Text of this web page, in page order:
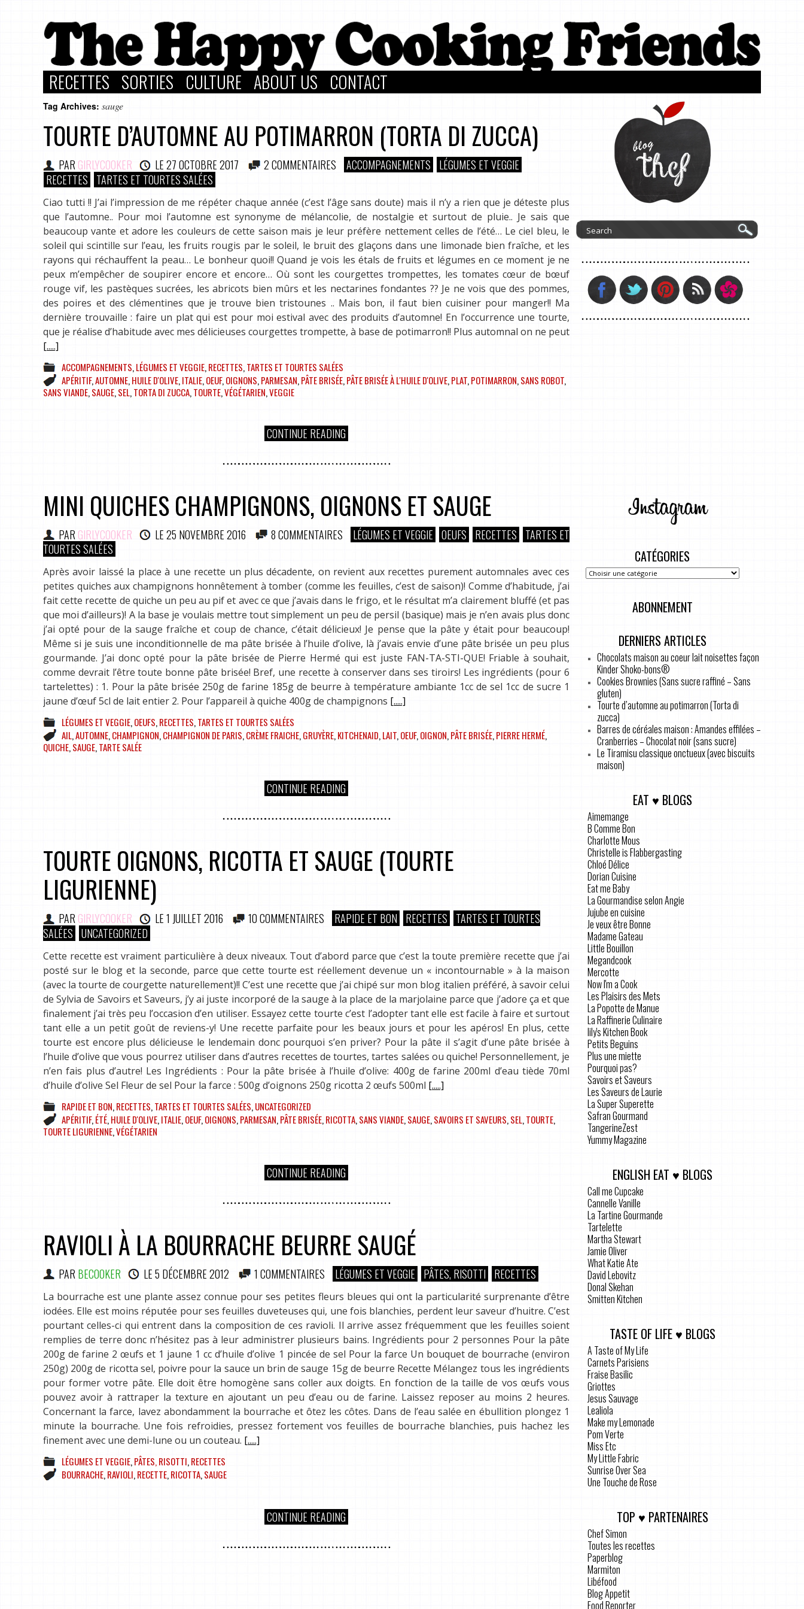
RECETTES SORTIES CULTURE ABOUT US CONTACT
Tag Archives: sauge
TOURTE D’AUTOMNE AU POTIMARRON (TORTA DI ZUCCA)
PAR GIRLYCOOKER LE27 OCTOBRE 2017 2 COMMENTAIRES ACCOMPAGNEMENTS
LÉGUMES ET VEGGIE
RECETTES
TARTES ET TOURTES SALÉES
Ciao tutti !! J’ai l’impression de me répéter chaque année (c’est l’âge sans doute) mais il n’y a rien que je déteste plus
que l’automne.. Pour moi l’automne est synonyme de mélancolie, de nostalgie et surtout de pluie.. Je sais que
beaucoup vante et adore les couleurs de cette saison mais je leur préfère nettement celles de l’été… Le ciel bleu, le
soleil qui scintille sur l’eau, les fruits rougis par le soleil, le bruit des glaçons dans une limonade bien fraîche, et les
rayons qui réchauffent la peau… Le bonheur quoi!! Quand je vois les étals de fruits et légumes en ce moment je ne
peux m’empêcher de soupirer encore et encore… Où sont les courgettes trompettes, les tomates cœur de bœuf
rouge vif, les pastèques sucrées, les abricots bien mûrs et les nectarines fondantes ?? Je ne vois que des pommes,
des poires et des clémentines que je trouve bien tristounes .. Mais bon, il faut bien cuisiner pour manger!! Ma
dernière trouvaille : faire un plat qui est pour moi estival avec des produits d’automne! En l’occurrence une tourte,
que je réalise d’habitude avec mes délicieuses courgettes trompette, à base de potimarron!! Plus automnal on ne peut
[.....]
ACCOMPAGNEMENTS,LÉGUMES ET VEGGIE,RECETTES,TARTES ET TOURTES SALÉES
APÉRITIF,AUTOMNE,HUILE D'OLIVE,ITALIE,OEUF,OIGNONS,PARMESAN,PÂTE BRISÉE,PÂTE BRISÉE À L'HUILE D'OLIVE,PLAT,POTIMARRON,SANS ROBOT,
SANS VIANDE,SAUGE,SEL,TORTA DI ZUCCA,TOURTE,VÉGÉTARIEN,VEGGIE
CONTINUE READING
MINI QUICHES CHAMPIGNONS, OIGNONS ET SAUGE
PAR GIRLYCOOKER LE25 NOVEMBRE 2016 8 COMMENTAIRES LÉGUMES ET VEGGIE OEUFS RECETTES
TARTES ET
TOURTES SALÉES
Après avoir laissé la place à une recette un plus décadente, on revient aux recettes purement automnales avec ces
petites quiches aux champignons honnêtement à tomber (comme les feuilles, c’est de saison)! Comme d’habitude, j’ai
fait cette recette de quiche un peu au pif et avec ce que j’avais dans le frigo, et le résultat m’a clairement bluffé (et pas
que moi d’ailleurs)! A la base je voulais mettre tout simplement un peu de persil (basique) mais je n’en avais plus donc
j’ai opté pour de la sauge fraîche et coup de chance, c’était délicieux! Je pense que la pâte y était pour beaucoup!
Même si je suis une inconditionnelle de ma pâte brisée à l’huile d’olive, là j’avais envie d’une pâte brisée un peu plus
gourmande. J’ai donc opté pour la pâte brisée de Pierre Hermé qui est juste FAN-TA-STI-QUE! Friable à souhait,
comme devrait l’être toute bonne pâte brisée! Bref, une recette à conserver dans ses tiroirs! Les ingrédients (pour 6
tartelettes) : 1. Pour la pâte brisée 250g de farine 185g de beurre à température ambiante 1cc de sel 1cc de sucre 1
jaune d’œuf 5cl de lait entier 2. Pour l’appareil à quiche 400g de champignons [.....]
LÉGUMES ET VEGGIE,OEUFS,RECETTES,TARTES ET TOURTES SALÉES
AIL,AUTOMNE,CHAMPIGNON,CHAMPIGNON DE PARIS,CRÈME FRAICHE,GRUYÈRE,KITCHENAID,LAIT,OEUF,OIGNON,PÂTE BRISÉE,PIERRE HERMÉ,
QUICHE,SAUGE,TARTE SALÉE
CONTINUE READING
TOURTE OIGNONS, RICOTTA ET SAUGE (TOURTE
LIGURIENNE)
PAR GIRLYCOOKER LE1 JUILLET 2016 10 COMMENTAIRES RAPIDE ET BON RECETTES
TARTES ET TOURTES
SALÉES UNCATEGORIZED
Cette recette est vraiment particulière à deux niveaux. Tout d’abord parce que c’est la toute première recette que j’ai
posté sur le blog et la seconde, parce que cette tourte est réellement devenue un « incontournable » à la maison
(avec la tourte de courgette naturellement)!! C’est une recette que j’ai chipé sur mon blog italien préféré, à savoir celui
de Sylvia de Savoirs et Saveurs, j’y ai juste incorporé de la sauge à la place de la marjolaine parce que j’adore ça et que
finalement j’ai très peu l’occasion d’en utiliser. Essayez cette tourte c’est l’adopter tant elle est facile à faire et surtout
tant elle a un petit goût de reviens-y! Une recette parfaite pour les beaux jours et pour les apéros! En plus, cette
tourte est encore plus délicieuse le lendemain donc pourquoi s’en priver? Pour la pâte il s’agit d’une pâte brisée à
l’huile d’olive que vous pourrez utiliser dans d’autres recettes de tourtes, tartes salées ou quiche! Personnellement, je
n’en fais plus d’autre! Les Ingrédients : Pour la pâte brisée à l’huile d’olive: 400g de farine 200ml d’eau tiède 70ml
d’huile d’olive Sel Fleur de sel Pour la farce : 500g d’oignons 250g ricotta 2 œufs 500ml [.....]
RAPIDE ET BON,RECETTES,TARTES ET TOURTES SALÉES,UNCATEGORIZED
APÉRITIF,ÉTÉ,HUILE D'OLIVE,ITALIE,OEUF,OIGNONS,PARMESAN,PÂTE BRISÉE,RICOTTA,SANS VIANDE,SAUGE,SAVOIRS ET SAVEURS,SEL,TOURTE,
TOURTE LIGURIENNE,VÉGÉTARIEN
CONTINUE READING
RAVIOLI À LA BOURRACHE BEURRE SAUGÉ
PAR BECOOKER LE5 DÉCEMBRE 2012 1 COMMENTAIRES LÉGUMES ET VEGGIE PÂTES, RISOTTI RECETTES
La bourrache est une plante assez connue pour ses petites fleurs bleues qui ont la particularité surprenante d’être
iodées. Elle est moins réputée pour ses feuilles duveteuses qui, une fois blanchies, perdent leur saveur d’huitre. C’est
pourtant celles-ci qui entrent dans la composition de ces ravioli. Il arrive assez fréquemment que les feuilles soient
remplies de terre donc n’hésitez pas à leur administrer plusieurs bains. Ingrédients pour 2 personnes Pour la pâte
200g de farine 2 œufs et 1 jaune 1 cc d’huile d’olive 1 pincée de sel Pour la farce Un bouquet de bourrache (environ
250g) 200g de ricotta sel, poivre pour la sauce un brin de sauge 15g de beurre Recette Mélangez tous les ingrédients
pour former votre pâte. Elle doit être homogène sans coller aux doigts. En fonction de la taille de vos œufs vous
pouvez avoir à rattraper la texture en ajoutant un peu d’eau ou de farine. Laissez reposer au moins 2 heures.
Concernant la farce, lavez abondamment la bourrache et ôtez les côtes. Dans de l’eau salée en ébullition plongez 1
minute la bourrache. Une fois refroidies, pressez fortement vos feuilles de bourrache blanchies, puis hachez les
finement avec une demi-lune ou un couteau. [.....]
LÉGUMES ET VEGGIE,PÂTES, RISOTTI,RECETTES
BOURRACHE,RAVIOLI,RECETTE,RICOTTA,SAUGE
CONTINUE READING
CATÉGORIES
ABONNEMENT
DERNIERS ARTICLES
Chocolats maison au coeur lait noisettes façon
Kinder Shoko-bons®
Cookies Brownies (Sans sucre raffiné – Sans
gluten)
Tourte d’automne au potimarron (Torta di
zucca)
Barres de céréales maison : Amandes effilées –
Cranberries – Chocolat noir (sans sucre)
Le Tiramisu classique onctueux (avec biscuits
maison)
EAT ♥ BLOGS
Aimemange
B Comme Bon
Charlotte Mous
Christelle is Flabbergasting
Chloé Délice
Dorian Cuisine
Eat me Baby
La Gourmandise selon Angie
Jujube en cuisine
Je veux être Bonne
Madame Gateau
Little Bouillon
Megandcook
Mercotte
Now I'm a Cook
Les Plaisirs des Mets
La Popotte de Manue
La Raffinerie Culinaire
lily's Kitchen Book
Petits Beguins
Plus une miette
Pourquoi pas?
Savoirs et Saveurs
Les Saveurs de Laurie
La Super Superette
Safran Gourmand
TangerineZest
Yummy Magazine
ENGLISH EAT ♥ BLOGS
Call me Cupcake
Cannelle Vanille
La Tartine Gourmande
Tartelette
Martha Stewart
Jamie Oliver
What Katie Ate
David Lebovitz
Donal Skehan
Smitten Kitchen
TASTE OF LIFE ♥ BLOGS
A Taste of My Life
Carnets Parisiens
Fraise Basilic
Griottes
Jesus Sauvage
Lealiola
Make my Lemonade
Pom Verte
Miss Etc
My Little Fabric
Sunrise Over Sea
Une Touche de Rose
TOP ♥ PARTENAIRES
Chef Simon
Toutes les recettes
Paperblog
Marmiton
Libéfood
Blog Appetit
Food Reporter